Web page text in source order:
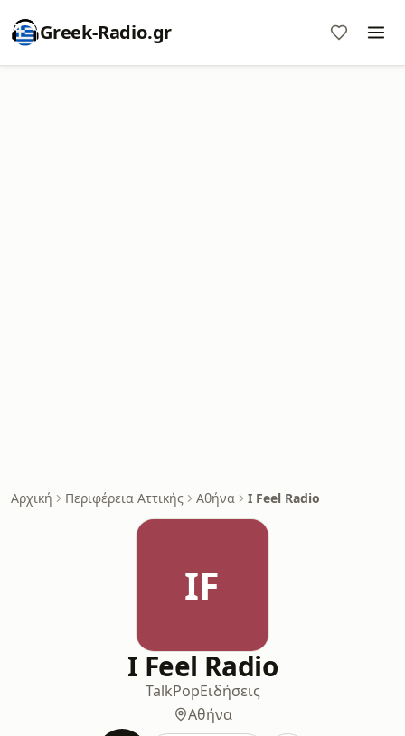
Greek-Radio.gr
Αρχική Περιφέρεια Αττικής Αθήνα I Feel Radio
IF
I Feel Radio
TalkPopΕιδήσεις
Αθήνα